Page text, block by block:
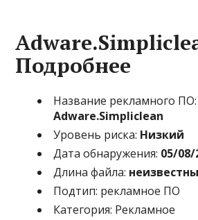
Подробнее
Название рекламного ПО:
Adware.Simpliclean
Уровень риска: Низкий
Дата обнаружения: 05/08/
Длина файла:
Подтип: рекламное ПО
Категория: Рекламное